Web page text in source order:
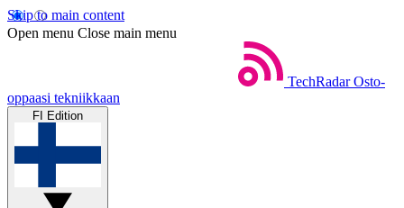
Skip to main content
Open menu Close main menu
TechRadar Osto-
oppaasi tekniikkaan
FI Edition